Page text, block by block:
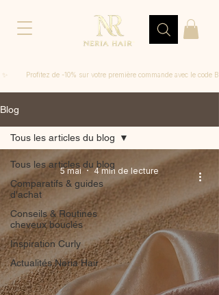
✨         Profitez de -10% sur votre première commande avec le code
Blog
Tous les articles du blog
Comparatifs & guides
d'achat
Conseils & Routines
cheveux bouclés
Inspiration Curly
Actualités Neria Hair
Tous les articles du blog
5 mai 4 min de lecture